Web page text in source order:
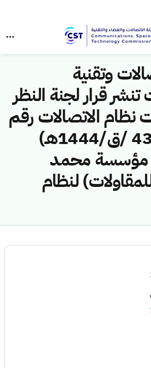
وتقنية
قرار لجنة النظر
نظام الاتصالات رقم
( 4374570 /ق/1444هـ)
مؤسسة محمد
لنظام